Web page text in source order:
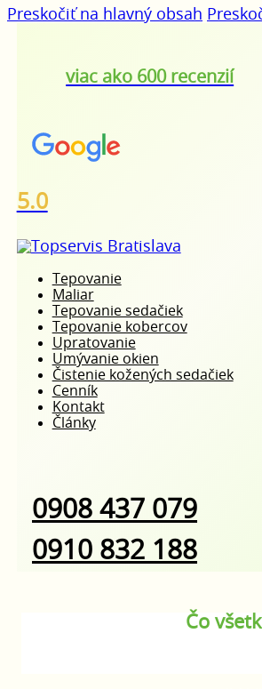
Preskočiť na hlavný obsah
viac ako 600 recenzií
5.0
Tepovanie
Maliar
Tepovanie sedačiek
Tepovanie kobercov
Upratovanie
Umývanie okien
Čistenie kožených sedačiek
Cenník
Kontakt
Články
0908 437 079
0910 832 188
Čo